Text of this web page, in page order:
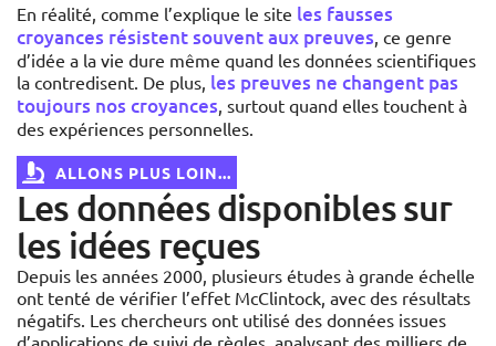
En réalité, comme l’explique le site les fausses
croyances résistent souvent aux preuves, ce genre
d’idée a la vie dure même quand les données scientifiques
la contredisent. De plus, les preuves ne changent pas
toujours nos croyances, surtout quand elles touchent à
des expériences personnelles.
ALLONS PLUS LOIN...
Les données disponibles sur
les idées reçues
Depuis les années 2000, plusieurs études à grande échelle
ont tenté de vérifier l’effet McClintock, avec des résultats
négatifs. Les chercheurs ont utilisé des données issues